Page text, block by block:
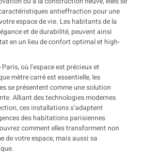
antieffraction pour une
espace de vie. Les habitants de la
et de durabilité, peuvent ainsi
en un lieu de confort optimal et high-
où l’espace est précieux et
mètre carré est essentielle, les
se présentent comme une solution
Alliant des technologies modernes
ces installations s’adaptent
des habitations parisiennes
comment elles transforment non
de votre espace, mais aussi sa